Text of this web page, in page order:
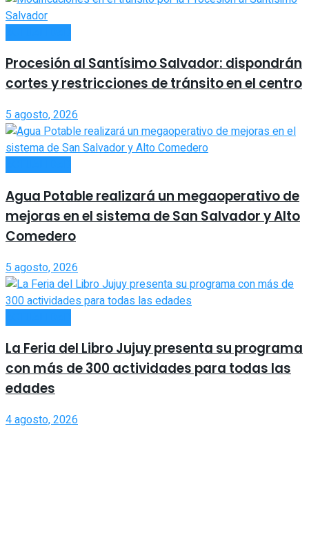
Procesión al Santísimo Salvador: dispondrán
cortes y restricciones de tránsito en el centro
5 agosto, 2026
Agua Potable realizará un megaoperativo de
mejoras en el sistema de San Salvador y Alto
Comedero
5 agosto, 2026
La Feria del Libro Jujuy presenta su programa
con más de 300 actividades para todas las
edades
4 agosto, 2026